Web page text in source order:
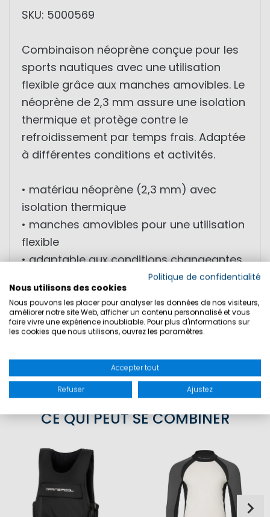
SKU: 5000569
Combinaison néoprène conçue pour les
sports nautiques avec une utilisation
flexible grâce aux manches amovibles. Le
néoprène de 2,3 mm assure une isolation
thermique et protège contre le
refroidissement par temps frais. Adaptée
à différentes conditions et activités.
• matériau néoprène (2,3 mm) avec
isolation thermique
• manches amovibles pour une utilisation
flexible
• adaptable aux conditions changeantes
• grand confort en mouvement
MATIÈRE: néoprène
SÉCURITÉ DU PRODUIT
CE QUI PEUT SE COMBINER
Politique de confidentialité
Nous utilisons des cookies
Nous pouvons les placer pour analyser les données de nos visiteurs,
améliorer notre site Web, afficher un contenu personnalisé et vous
faire vivre une expérience inoubliable. Pour plus d'informations sur
les cookies que nous utilisons, ouvrez les paramètres.
Accepter tout
Refuser Ajustez